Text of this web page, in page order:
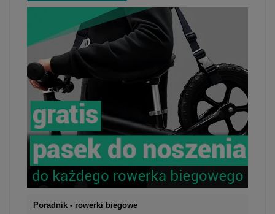
Poradnik - rowerki biegowe